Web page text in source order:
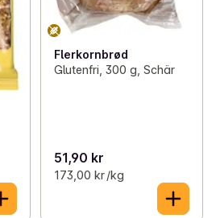
Flerkornbrød
Glutenfri, 300 g, Schär
51,90 kr
173,00 kr /kg